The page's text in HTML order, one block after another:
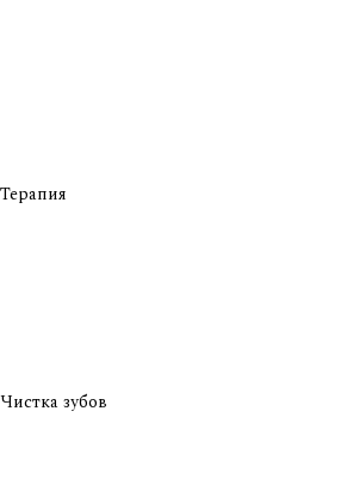
Терапия
Чистка зубов